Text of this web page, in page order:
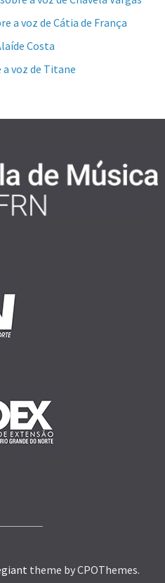
a voz de Cátia de França
Costa
a voz de Titane
theme by CPOThemes.